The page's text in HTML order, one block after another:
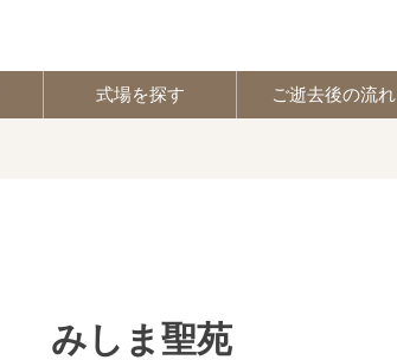
式場を探す ご逝去後の流れ
みしま聖苑